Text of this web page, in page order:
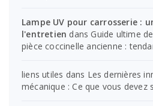
Lampe UV pour carrosserie :
l'entretien dans Guide ultime
pièce coccinelle ancienne :
liens utiles dans Les dernières
mécanique : Ce que vous devez